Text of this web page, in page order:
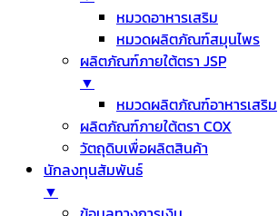
หมวดอาหารเสริม
หมวดผลิตภัณฑ์สมุนไพร
ผลิตภัณฑ์ภายใต้ตรา JSP
▼
หมวดผลิตภัณฑ์อาหารเสริม
ผลิตภัณฑ์ภายใต้ตรา COX
วัตถุดิบเพื่อผลิตสินค้า
นักลงทุนสัมพันธ์
▼